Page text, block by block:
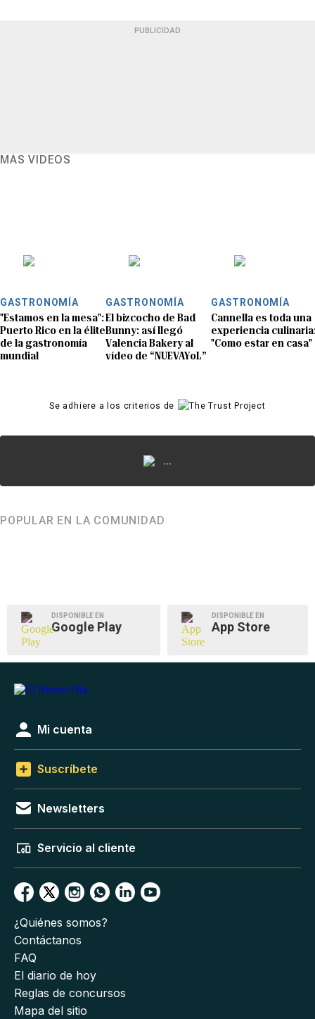
PUBLICIDAD
MÁS VIDEOS
GASTRONOMÍA
"Estamos en la mesa":
Puerto Rico en la élite
de la gastronomía
mundial
GASTRONOMÍA
El bizcocho de Bad
Bunny: así llegó
Valencia Bakery al
vídeo de “NUEVAYoL”
GASTRONOMÍA
Cannella es toda una
experiencia
"Como estar en casa"
Se adhiere a los criterios de
...
POPULAR EN LA COMUNIDAD
DISPONIBLE EN
Google Play
DISPONIBLE EN
App Store
Mi cuenta
Suscríbete
Newsletters
Servicio al cliente
¿Quiénes somos?
Contáctanos
FAQ
El diario de hoy
Reglas de concursos
Mapa del sitio